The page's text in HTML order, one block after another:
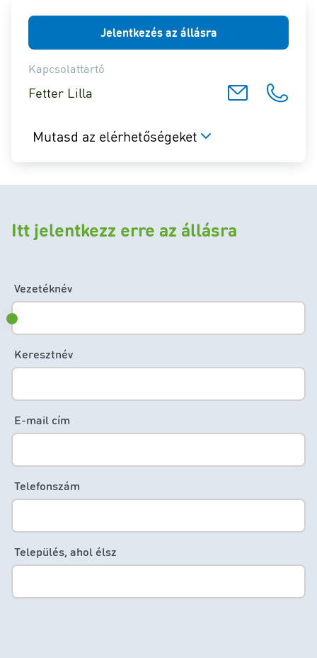
Jelentkezés az állásra
Kapcsolattartó
Fetter Lilla
Mutasd az elérhetőségeket
Itt jelentkezz erre az állásra
Vezetéknév
Keresztnév
E-mail cím
Telefonszám
Település, ahol élsz